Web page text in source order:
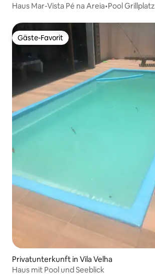
Haus Mar-Vista Pé na Areia•Pool Grillplatz
Gäste-Favorit
Gäste-Favorit
Privatunterkunft in Vila Velha
Haus mit Pool und Seeblick